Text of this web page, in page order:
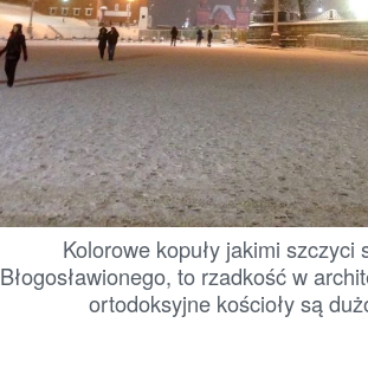
Kolorowe kopuły jakimi szczyci
Błogosławionego, to rzadkość w
ortodoksyjne kościoły są